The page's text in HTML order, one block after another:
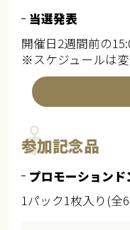
当選発表
開催日2週間前の
※スケジュールは変
参加記念品
プロモーション
1パック1枚入り(全